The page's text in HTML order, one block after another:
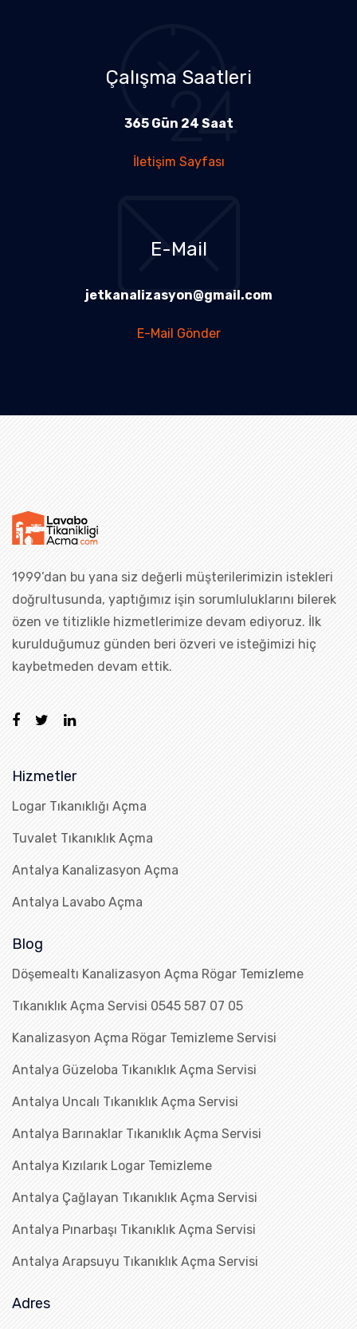
Çalışma Saatleri
365 Gün 24 Saat
İletişim Sayfası
E-Mail
jetkanalizasyon@gmail.com
E-Mail Gönder
1999’dan bu yana siz değerli müşterilerimizin istekleri
doğrultusunda, yaptığımız işin sorumluluklarını bilerek
özen ve titizlikle hizmetlerimize devam ediyoruz. İlk
kurulduğumuz günden beri özveri ve isteğimizi hiç
kaybetmeden devam ettik.
Hizmetler
Logar Tıkanıklığı Açma
Tuvalet Tıkanıklık Açma
Antalya Kanalizasyon Açma
Antalya Lavabo Açma
Blog
Döşemealtı Kanalizasyon Açma Rögar Temizleme
Tıkanıklık Açma Servisi 0545 587 07 05
Kanalizasyon Açma Rögar Temizleme Servisi
Antalya Güzeloba Tıkanıklık Açma Servisi
Antalya Uncalı Tıkanıklık Açma Servisi
Antalya Barınaklar Tıkanıklık Açma Servisi
Antalya Kızılarık Logar Temizleme
Antalya Çağlayan Tıkanıklık Açma Servisi
Antalya Pınarbaşı Tıkanıklık Açma Servisi
Antalya Arapsuyu Tıkanıklık Açma Servisi
Adres